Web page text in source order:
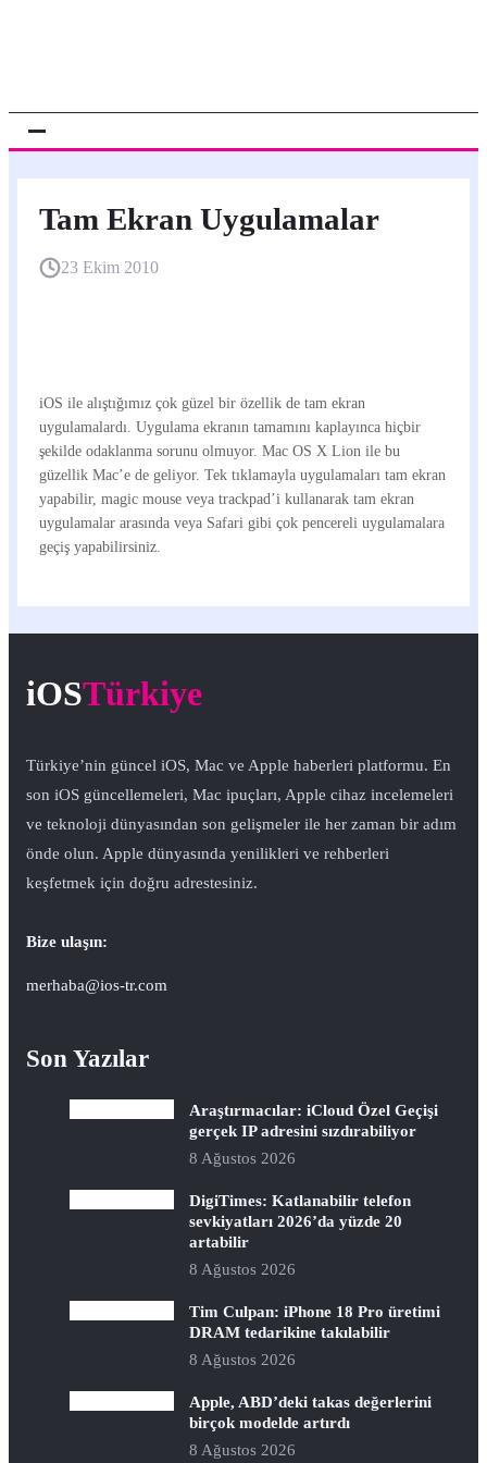
Tam Ekran Uygulamalar
23 Ekim 2010
iOS ile alıştığımız çok güzel bir özellik de tam ekran
uygulamalardı. Uygulama ekranın tamamını kaplayınca hiçbir
şekilde odaklanma sorunu olmuyor. Mac OS X Lion ile bu
güzellik Mac’e de geliyor. Tek tıklamayla uygulamaları tam ekran
yapabilir, magic mouse veya trackpad’i kullanarak tam ekran
uygulamalar arasında veya Safari gibi çok pencereli uygulamalara
geçiş yapabilirsiniz.
iOSTürkiye
Türkiye’nin güncel iOS, Mac ve Apple haberleri platformu. En
son iOS güncellemeleri, Mac ipuçları, Apple cihaz incelemeleri
ve teknoloji dünyasından son gelişmeler ile her zaman bir adım
önde olun. Apple dünyasında yenilikleri ve rehberleri
keşfetmek için doğru adrestesiniz.
Bize ulaşın:
merhaba@ios-tr.com
Son Yazılar
Araştırmacılar: iCloud Özel Geçişi
gerçek IP adresini sızdırabiliyor
8 Ağustos 2026
DigiTimes: Katlanabilir telefon
sevkiyatları 2026’da yüzde 20
artabilir
8 Ağustos 2026
Tim Culpan: iPhone 18 Pro üretimi
DRAM tedarikine takılabilir
8 Ağustos 2026
Apple, ABD’deki takas değerlerini
birçok modelde artırdı
8 Ağustos 2026